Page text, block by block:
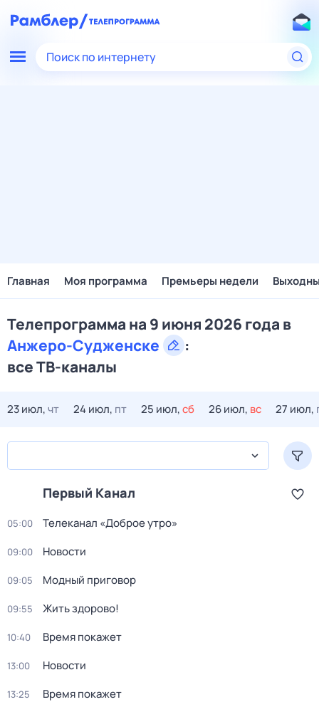
Поиск по интернету
Главная Моя программа Премьеры недели
Телепрограмма на 9 июня 2026 года в
Анжеро-Судженске
:
все ТВ-каналы
23 июл,чт 24 июл, пт 25 июл,сб 26 июл, вс 27 июл,
Первый Канал
05:00 Телеканал «Доброе утро»
09:00 Новости
09:05 Модный приговор
09:55 Жить здорово!
10:40 Время покажет
13:00 Новости
13:25 Время покажет